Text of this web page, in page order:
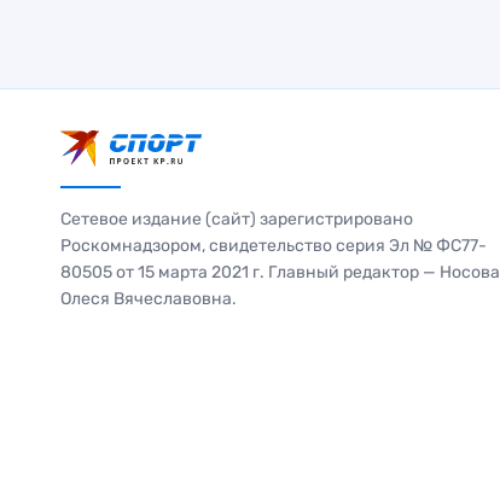
Сетевое издание (сайт) зарегистрировано
Роскомнадзором, свидетельство серия Эл № ФС77-
80505 от 15 марта 2021 г. Главный редактор — Носова
Олеся Вячеславовна.